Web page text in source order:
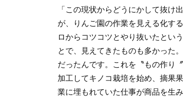
「この現状からどうにかして抜け
が、りんご園の作業を見える化す
ロからコツコツとやり抜いたとい
とで、見えてきたものも多かった
だったんです。これを〝もの作り
加工してキノコ栽培を始め、摘果
業に埋もれていた仕事が商品を生